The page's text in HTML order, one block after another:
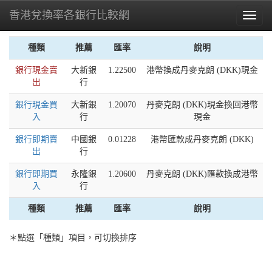
Toggle
香港兌換率各銀行比較網
種類 推薦 匯率 說明
銀行現金賣
出
大新銀
行
1.22500 港幣換成丹麥克朗 (DKK)現金
銀行現金買
入
大新銀
行
1.20070
丹麥克朗 (DKK)現金換回港幣
現金
銀行即期賣
出
中國銀
行
0.01228 港幣匯款成丹麥克朗 (DKK)
銀行即期買
入
永隆銀
行
1.20600 丹麥克朗 (DKK)匯款換成港幣
種類 推薦 匯率 說明
＊點選「種類」項目，可切換排序